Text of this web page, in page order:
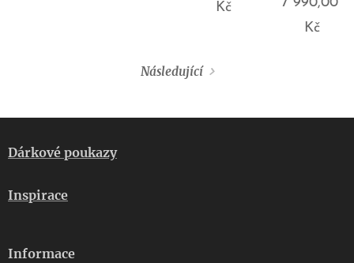
Kč
Kč
Následující
Dárkové poukazy
Inspirace
Informace